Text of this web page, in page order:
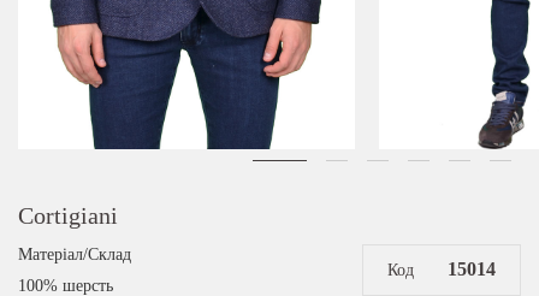
Cortigiani
Матеріал/Склад
100% шерсть
Код 15014